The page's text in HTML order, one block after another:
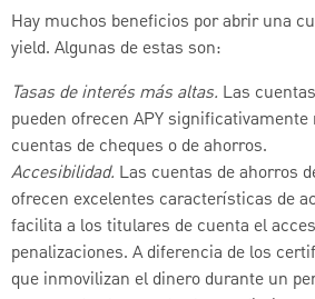
Hay muchos beneficios por abrir una
yield. Algunas de estas son:
Tasas de interés más altas. Las
pueden ofrecen APY significativamente
cuentas de cheques o de ahorros.
Accesibilidad. Las cuentas de ahorros
ofrecen excelentes características de
facilita a los titulares de cuenta el
penalizaciones. A diferencia de los
que inmovilizan el dinero durante un